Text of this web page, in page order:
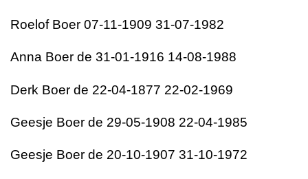
Roelof Boer 07-11-1909 31-07-1982
Anna Boer de 31-01-1916 14-08-1988
Derk Boer de 22-04-1877 22-02-1969
Geesje Boer de 29-05-1908 22-04-1985
Geesje Boer de 20-10-1907 31-10-1972